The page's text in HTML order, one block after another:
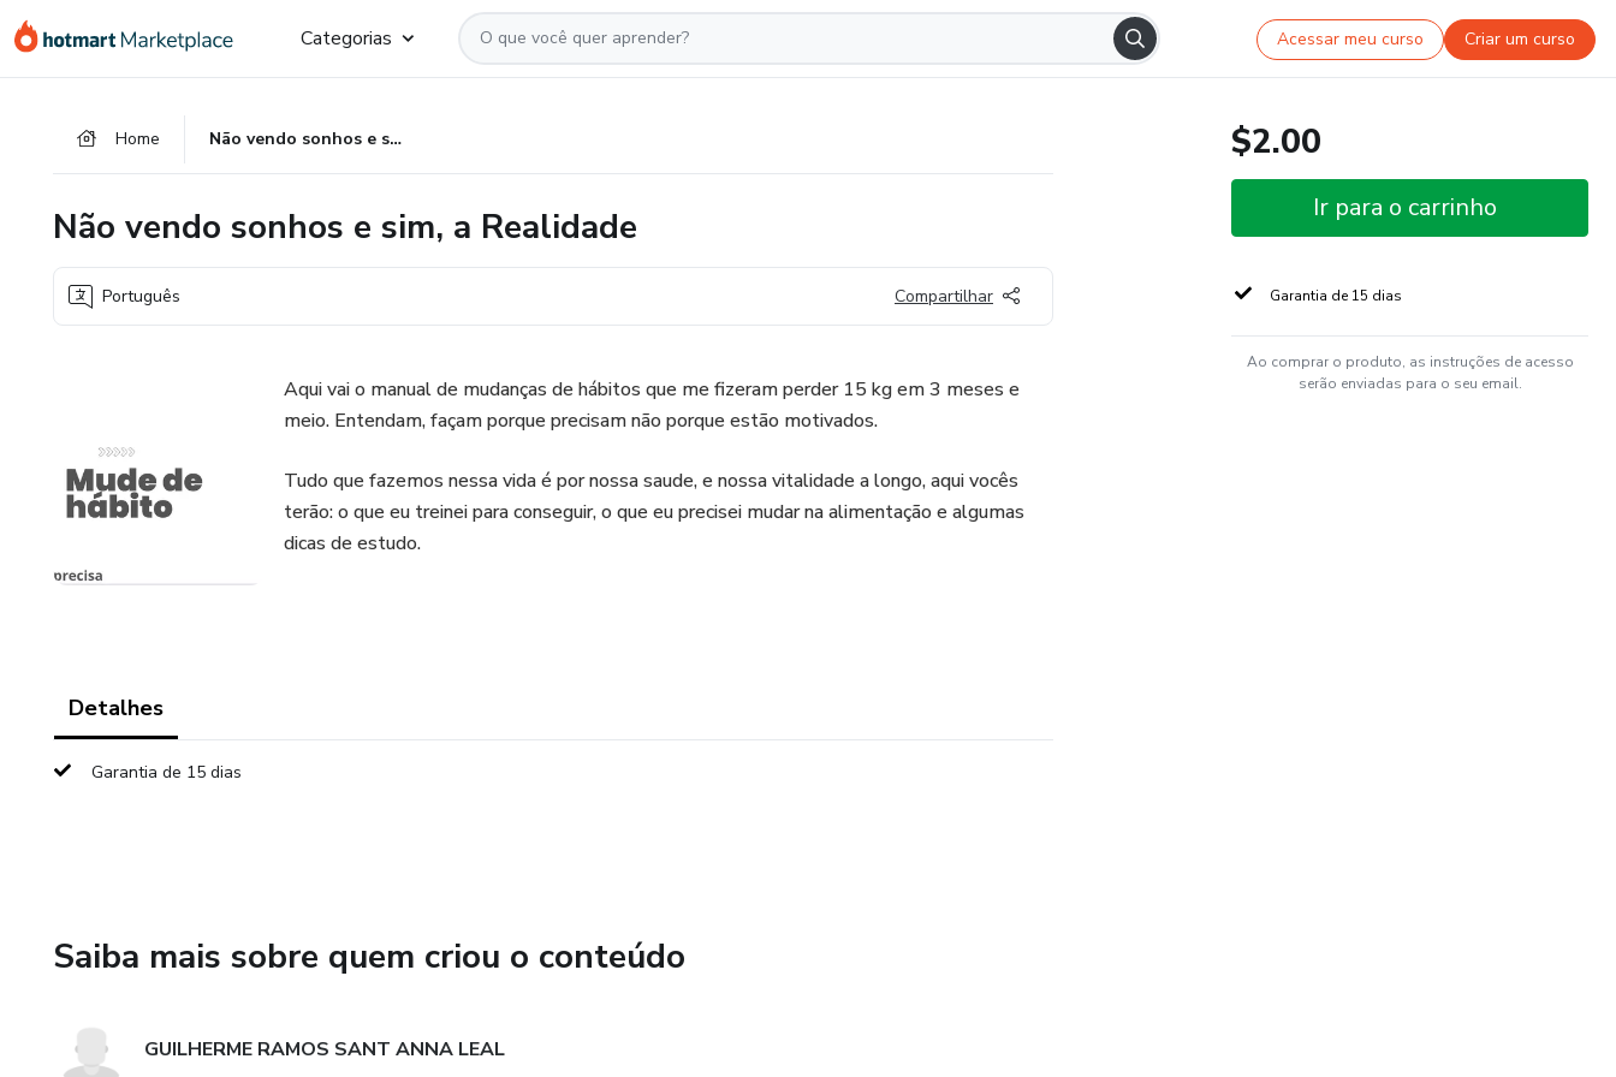
para
para
para
Categorias Acessar meu curso Criar um curso
Home Não vendo sonhos e sim, a Realidade
Não vendo sonhos e sim, a Realidade
Português Compartilhar
Aqui vai o manual de mudanças de hábitos que me fizeram perder 15 kg em 3 meses e
meio. Entendam, façam porque precisam não porque estão motivados.
Tudo que fazemos nessa vida é por nossa saude, e nossa vitalidade a longo, aqui vocês
terão: o que eu treinei para conseguir, o que eu precisei mudar na alimentação e algumas
dicas de estudo.
Detalhes
Garantia de 15 dias
Saiba mais sobre quem criou o conteúdo
GUILHERME RAMOS SANT ANNA LEAL
$2.00
Ir para o carrinho
Garantia de 15 dias
Ao comprar o produto, as instruções de acesso
serão enviadas para o seu email.